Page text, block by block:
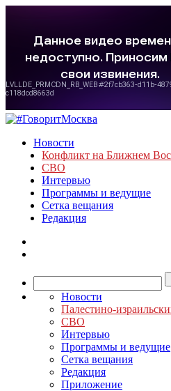
Новости
Конфликт на Ближнем
СВО
Интервью
Программы и ведущие
Сетка вещания
Редакция
Новости
Палестино-
СВО
Интервью
Программы и ведущие
Сетка вещания
Редакция
Приложение